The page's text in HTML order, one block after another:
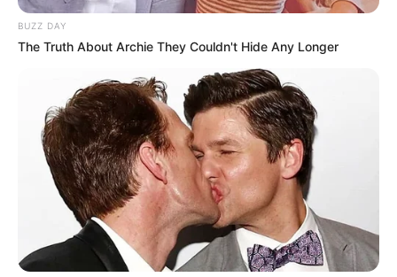
BUZZ DAY
The Truth About Archie They Couldn't Hide Any Longer